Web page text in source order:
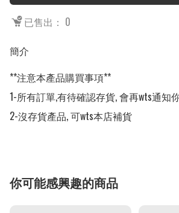
已售出： 0
簡介
**注意本產品購買事項**
1-所有訂單,有待確認存貨, 會再wts通知
2-沒存貨產品, 可wts本店補貨
你可能感興趣的商品